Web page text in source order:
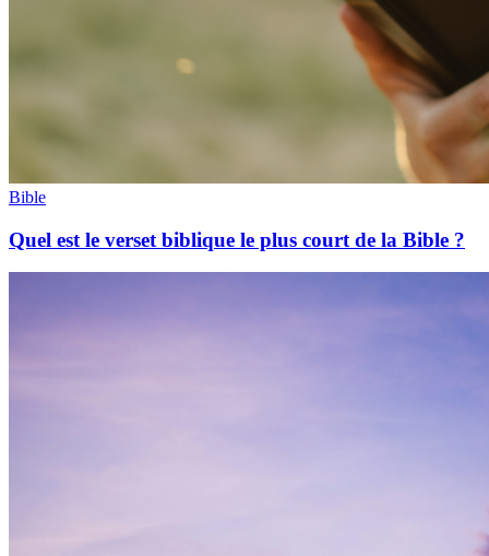
Bible
Quel est le verset biblique le plus court de la Bible ?